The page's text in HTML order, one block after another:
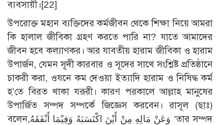
ব্যবসায়ী।[22]
উপরোক্ত মহান ব্যক্তিদের কর্মজীবন থেকে শিক্ষা নিয়ে আমরা
কি হালাল জীবিকা গ্রহণ করতে পারি না? যাতে আমাদের
জীবন হবে কল্যাণকর। আর যাবতীয় হারাম জীবিকা ও হারাম
উপার্জন, যেমন সূদী কারবার ও সূদের সাথে সংশ্লিষ্ট প্রতিষ্ঠানে
চাকরী করা, ওযনে কম দেওয়া ইত্যাদি হারাম ও নিষিদ্ধ কর্ম
হ’তে বিরত থাকা যরূরী। কারণ পরকালে আল্লাহ মানুষের
উপার্জিত সম্পদ সম্পর্কে জিজ্ঞেস করবেন। রাসূল (ছাঃ)
বলেন,وَعَنْ مَالِهِ مِنْ أَيْنَ اكْتَسَبَهُ وَفِيْمَا أَنْفَقَهُ ‘তার সম্পদ